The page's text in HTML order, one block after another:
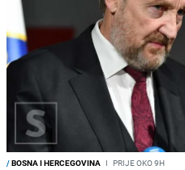
/BOSNA I HERCEGOVINA I PRIJE OKO 9H